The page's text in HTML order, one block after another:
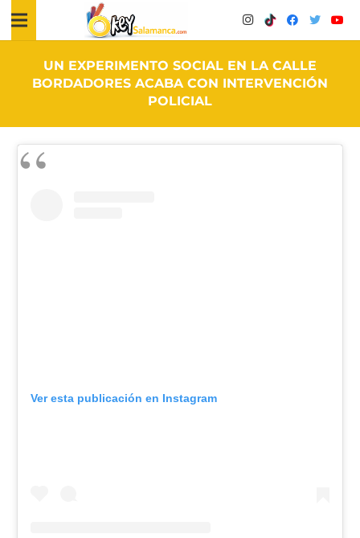
UN EXPERIMENTO SOCIAL EN LA CALLE
BORDADORES ACABA CON INTERVENCIÓN
POLICIAL
Ver esta publicación en Instagram